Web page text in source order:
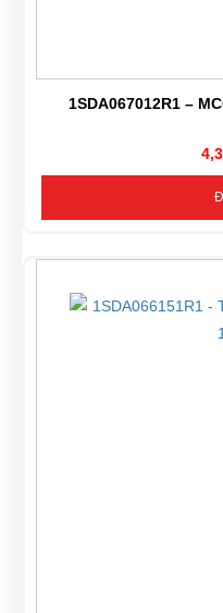
1SDA067012R1 –